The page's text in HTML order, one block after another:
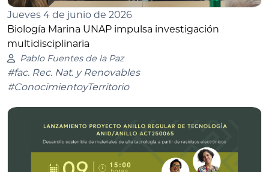
Jueves 4 de junio de 2026
Biología Marina UNAP impulsa investigación
multidisciplinaria
Pablo Fuentes de la Paz
#fac. Rec. Nat. y Renovables
#ConocimientoyTerritorio